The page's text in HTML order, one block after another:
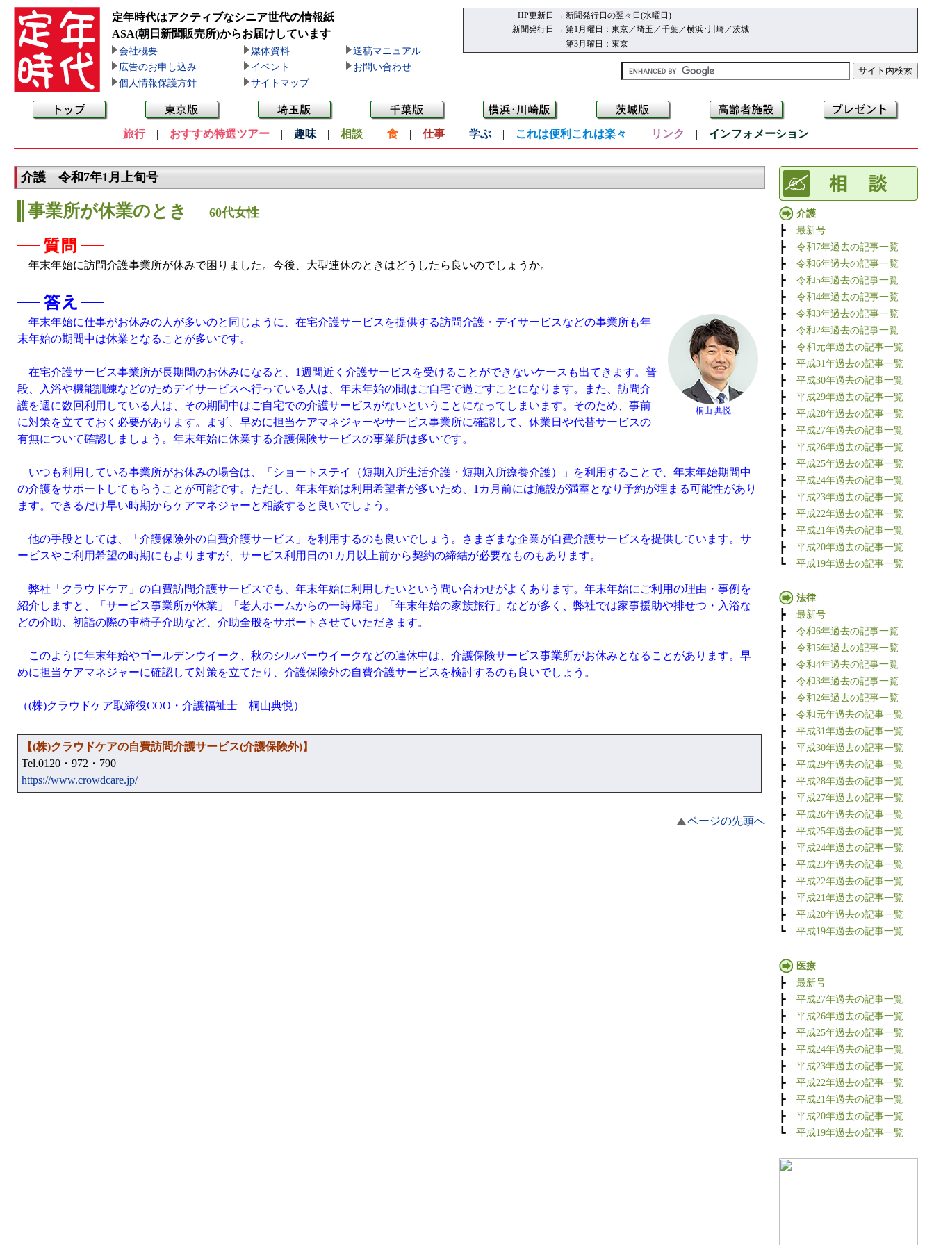
定年時代はアクティブなシニア世代の情報紙
ASA(朝日新聞販売所)からお届けしています
会社概要 媒体資料
送稿マニュアル
広告のお申し込み
イベント
お問い合わせ
個人情報保護方針
サイトマップ
HP更新日 → 新聞発行日の翌々日(水曜日)
新聞発行日 → 第1月曜日：東京／埼玉／千葉／横浜･川崎／茨城
第3月曜日：東京
旅行| おすすめ特選ツアー | 趣味 | 相談 | 食 | 仕事 | 学ぶ | これは便利これは楽々 | リンク | インフォメーション
介護 令和7年1月上旬号
事業所が休業のとき 60代女性
年末年始に訪問介護事業所が休みで困りました。今後、大型連休のときはどうしたら良いのでしょうか。
桐山 典悦
年末年始に仕事がお休みの人が多いのと同じように、在宅介護サービスを提供する訪問介護・デイサービスなどの事業所も年
末年始の期間中は休業となることが多いです。
在宅介護サービス事業所が長期間のお休みになると、1週間近く介護サービスを受けることができないケースも出てきます。普
段、入浴や機能訓練などのためデイサービスへ行っている人は、年末年始の間はご自宅で過ごすことになります。また、訪問介
護を週に数回利用している人は、その期間中はご自宅での介護サービスがないということになってしまいます。そのため、事前
に対策を立てておく必要があります。まず、早めに担当ケアマネジャーやサービス事業所に確認して、休業日や代替サービスの
有無について確認しましょう。年末年始に休業する介護保険サービスの事業所は多いです。
いつも利用している事業所がお休みの場合は、「ショートステイ（短期入所生活介護・短期入所療養介護）」を利用することで、年末年始期間中
の介護をサポートしてもらうことが可能です。ただし、年末年始は利用希望者が多いため、1カ月前には施設が満室となり予約が埋まる可能性があり
ます。できるだけ早い時期からケアマネジャーと相談すると良いでしょう。
他の手段としては、「介護保険外の自費介護サービス」を利用するのも良いでしょう。さまざまな企業が自費介護サービスを提供しています。サ
ービスやご利用希望の時期にもよりますが、サービス利用日の1カ月以上前から契約の締結が必要なものもあります。
弊社「クラウドケア」の自費訪問介護サービスでも、年末年始に利用したいという問い合わせがよくあります。年末年始にご利用の理由・事例を
紹介しますと、「サービス事業所が休業」「老人ホームからの一時帰宅」「年末年始の家族旅行」などが多く、弊社では家事援助や排せつ・入浴な
どの介助、初詣の際の車椅子介助など、介助全般をサポートさせていただきます。
このように年末年始やゴールデンウイーク、秋のシルバーウイークなどの連休中は、介護保険サービス事業所がお休みとなることがあります。早
めに担当ケアマネジャーに確認して対策を立てたり、介護保険外の自費介護サービスを検討するのも良いでしょう。
（(株)クラウドケア取締役COO・介護福祉士 桐山典悦）
【(株)クラウドケアの自費訪問介護サービス(介護保険外)】
Tel.0120・972・790
https://www.crowdcare.jp/
ページの先頭へ
介護
┣ 最新号
┣ 令和7年過去の記事一覧
┣ 令和6年過去の記事一覧
┣ 令和5年過去の記事一覧
┣ 令和4年過去の記事一覧
┣ 令和3年過去の記事一覧
┣ 令和2年過去の記事一覧
┣ 令和元年過去の記事一覧
┣ 平成31年過去の記事一覧
┣ 平成30年過去の記事一覧
┣ 平成29年過去の記事一覧
┣ 平成28年過去の記事一覧
┣ 平成27年過去の記事一覧
┣ 平成26年過去の記事一覧
┣ 平成25年過去の記事一覧
┣ 平成24年過去の記事一覧
┣ 平成23年過去の記事一覧
┣ 平成22年過去の記事一覧
┣ 平成21年過去の記事一覧
┣ 平成20年過去の記事一覧
┗ 平成19年過去の記事一覧
法律
┣ 最新号
┣ 令和6年過去の記事一覧
┣ 令和5年過去の記事一覧
┣ 令和4年過去の記事一覧
┣ 令和3年過去の記事一覧
┣ 令和2年過去の記事一覧
┣ 令和元年過去の記事一覧
┣ 平成31年過去の記事一覧
┣ 平成30年過去の記事一覧
┣ 平成29年過去の記事一覧
┣ 平成28年過去の記事一覧
┣ 平成27年過去の記事一覧
┣ 平成26年過去の記事一覧
┣ 平成25年過去の記事一覧
┣ 平成24年過去の記事一覧
┣ 平成23年過去の記事一覧
┣ 平成22年過去の記事一覧
┣ 平成21年過去の記事一覧
┣ 平成20年過去の記事一覧
┗ 平成19年過去の記事一覧
医療
┣ 最新号
┣ 平成27年過去の記事一覧
┣ 平成26年過去の記事一覧
┣ 平成25年過去の記事一覧
┣ 平成24年過去の記事一覧
┣ 平成23年過去の記事一覧
┣ 平成22年過去の記事一覧
┣ 平成21年過去の記事一覧
┣ 平成20年過去の記事一覧
┗ 平成19年過去の記事一覧